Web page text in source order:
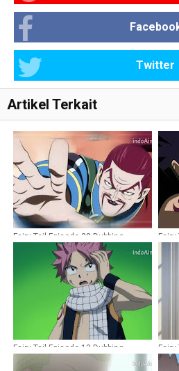
Twitter
Artikel Terkait
Fairy Tail Episode 28 Dubbing
Fairy
Fairy Tail Episode 13 Dubbing
Fairy